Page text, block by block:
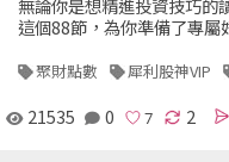
無論你是想精進投資技巧的
這個88節，為你準備了專屬
聚財點數 犀利股神VIP
21535 0 2